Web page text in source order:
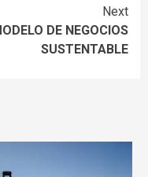
Next
DE NEGOCIOS
SUSTENTABLE